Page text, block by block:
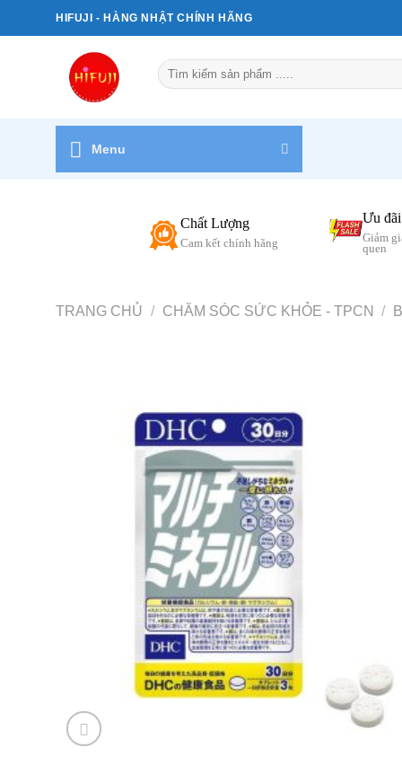
qua
HIFUJI - HÀNG NHẬT CHÍNH HÃNG
Tìm
kiếm:
Menu
Chất Lượng
Cam kết chính hãng
Ưu đãi
Giảm
quen
TRANG CHỦ / CHĂM SÓC SỨC KHỎE - TPCN /